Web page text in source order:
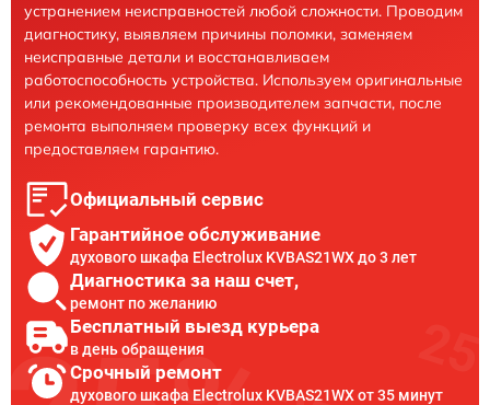
устранением неисправностей любой сложности. Проводим
диагностику, выявляем причины поломки, заменяем
неисправные детали и восстанавливаем
работоспособность устройства. Используем оригинальные
или рекомендованные производителем запчасти, после
ремонта выполняем проверку всех функций и
предоставляем гарантию.
Официальный сервис
Гарантийное обслуживание
духового шкафа Electrolux KVBAS21WX до 3 лет
Диагностика за наш счет,
ремонт по желанию
Бесплатный выезд курьера
в день обращения
Срочный ремонт
духового шкафа Electrolux KVBAS21WX от 35 минут